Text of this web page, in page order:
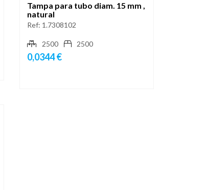
Tampa para tubo diam. 15 mm ,
natural
Ref: 1.7308102
2500 2500
0,0344 €